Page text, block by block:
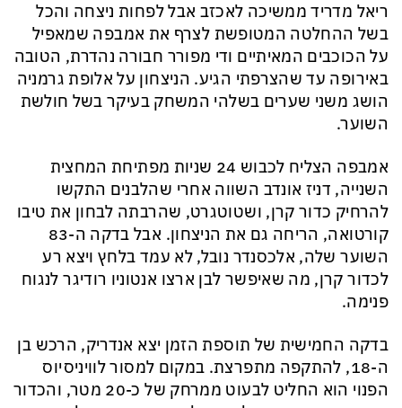
ריאל מדריד ממשיכה לאכזב אבל לפחות ניצחה והכל
בשל ההחלטה המטופשת לצרף את אמבפה שמאפיל
על הכוכבים המאיתיים ודי מפורר חבורה נהדרת, הטובה
באירופה עד שהצרפתי הגיע. הניצחון על אלופת גרמניה
הושג משני שערים בשלהי המשחק בעיקר בשל חולשת
השוער.
אמבפה הצליח לכבוש 24 שניות מפתיחת המחצית
השנייה, דניז אונדב השווה אחרי שהלבנים התקשו
להרחיק כדור קרן, ושטוטגרט, שהרבתה לבחון את טיבו
קורטואה, הריחה גם את הניצחון. אבל בדקה ה-83
השוער שלה, אלכסנדר נובל, לא עמד בלחץ ויצא רע
לכדור קרן, מה שאיפשר לבן ארצו אנטוניו רודיגר לנגוח
פנימה.
בדקה החמישית של תוספת הזמן יצא אנדריק, הרכש בן
ה-18, להתקפה מתפרצת. במקום למסור לוויניסיוס
הפנוי הוא החליט לבעוט ממרחק של כ-20 מטר, והכדור